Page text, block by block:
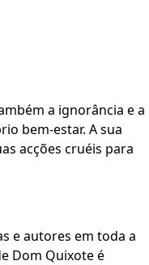
a ignorância e a
bem-estar. A sua
acções cruéis para
e autores em toda a
Dom Quixote é